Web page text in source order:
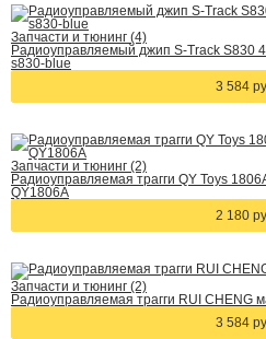
Запчасти и тюнинг (4)
Радиоуправляемый джип S-Track S830
s830-blue
3 584
Запчасти и тюнинг (2)
Радиоуправляемая трагги QY Toys
QY1806A
2 180
Запчасти и тюнинг (2)
Радиоуправляемая трагги RUI CHENG
3 584